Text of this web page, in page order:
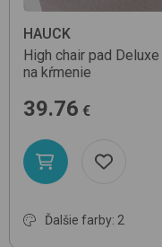
HAUCK
High chair pad Deluxe
na kŕmenie
39.76 €
Ďalšie farby: 2